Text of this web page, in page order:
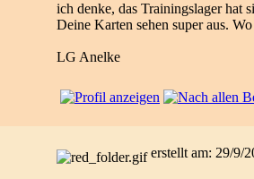
ich denke, das Trainingslager hat
Deine Karten sehen super aus.
LG Anelke
erstellt am: 29/9/